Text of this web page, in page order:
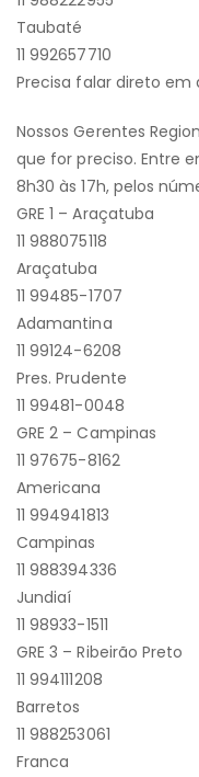
Taubaté
11 992657710
Precisa falar direto em
Nossos Gerentes
que for preciso. Entre
8h30 às 17h, pelos
GRE 1 – Araçatuba
11 988075118
Araçatuba
11 99485-1707
Adamantina
11 99124-6208
Pres. Prudente
11 99481-0048
GRE 2 – Campinas
11 97675-8162
Americana
11 994941813
Campinas
11 988394336
Jundiaí
11 98933-1511
GRE 3 – Ribeirão Preto
11 994111208
Barretos
11 988253061
Franca